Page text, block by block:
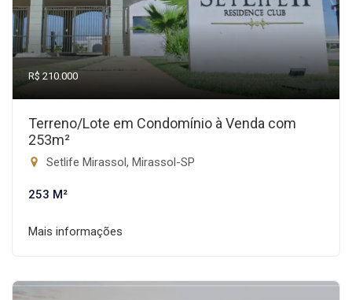
R$ 210.000
Terreno/Lote em Condomínio à Venda com
253m²
Setlife Mirassol, Mirassol-SP
253 M²
Mais informações